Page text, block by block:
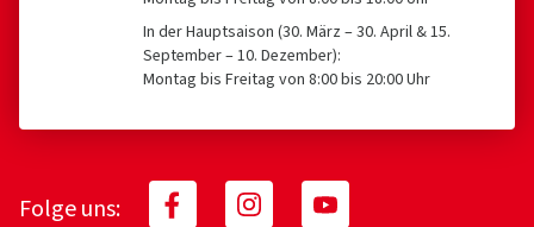
In der Hauptsaison (30. März – 30. April & 15.
September – 10. Dezember):
Montag bis Freitag von 8:00 bis 20:00 Uhr
Folge uns: